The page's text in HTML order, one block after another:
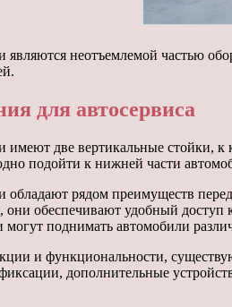
неотъемлемой частью
для автосервиса
имеют две вертикальные стойки,
подойти к нижней части
обладают рядом преимуществ
они обеспечивают удобный
поднимать автомобили
и функциональности,
дополнительные